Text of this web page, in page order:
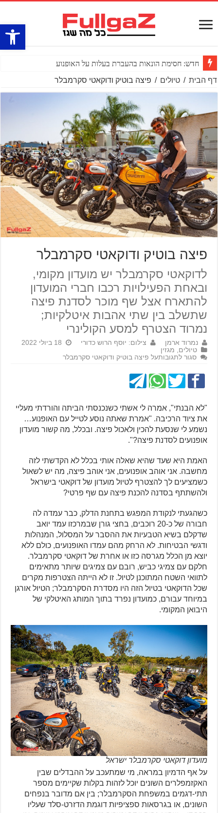
פתח
חדש: חסימת הונאות בהעברת בעלות על האופנוע
דף הבית / טיולים / פיצה בוטיק ודוקאטי סקרמבלר
פיצה בוטיק ודוקאטי סקרמבלר
לדוקאטי סקרמבלר יש מועדון מקומי,
ובאחת הפעילויות רכבו חברי המועדון
להתארח אצל שף מוכר לסדנת פיצה
שתשלב בין שתי אהבות איטלקיות;
נמרוד הצטרף למסע הקולינרי
נמרוד ארמן צילום: יוסף הרוש כדורי
18 ביולי 2022
טיולים
מגזין
סגור לתגובותעל פיצה בוטיק ודוקאטי סקרמבלר
"לא הבנתי", אמרה לי אשתי כשנכנסתי הביתה והורדתי מעליי
את ציוד הרכיבה. "אמרת שאתה נוסע לטייל עם האופנוע…
נשמע לי שנסעת להכין ולאכול פיצה. ובכלל, מה קשור מועדון
אופנועים לסדנת פיצה?".
האמת היא שעד שהיא שאלה אותי בכלל לא הקדשתי לזה
מחשבה. אני אוהב אופנועים, אני אוהב פיצה, מה יש לשאול
כשמציעים לך להצטרף לטיול מועדון של דוקאטי בישראל
ולהשתתף בסדנה להכנת פיצה עם שף פרטי?
כשהגעתי לנקודת המפגש בתחנת הדלק, כבר עמדה לה
חבורה של כ-20 רוכבים, בחצי גורן שבמרכזו עמד יואב
שדקלם בשיא הטבעיות את ההסבר על המסלול, המנהלות
ודגשי הבטיחות. לא הרחק מהם עמדו האופנועים, כולם ללא
יוצא מן הכלל מגרסה כזו או אחרת של דוקאטי סקרמבלר.
חלקם עם צמיגי כביש, רובם עם צמיגים שיותר מתאימים
לתוואי השטח המתוכנן לטיול. זו לא הייתה הצטרפות מקרים
שכל הדוקאטי בטיול הזה היו מסדרת הסקרמבלר; הטיול אורגן
במיוחד עבורם, כמועדון נפרד בתוך המותג האיטלקי של
היבואן המקומי.
מועדון דוקאטי סקרמבלר ישראל
על אף הדמיון במראה, מי שמתעכב על ההבדלים שבין
האקזמפלרים השונים יוכל לזהות בקלות שקיימים מספר
תתי-דגמים במשפחת הסקרמבלר; בין אם מדובר בנפחים
השונים, או בגרסאות ספציפיות דוגמת הדזרט-סלד שעליו